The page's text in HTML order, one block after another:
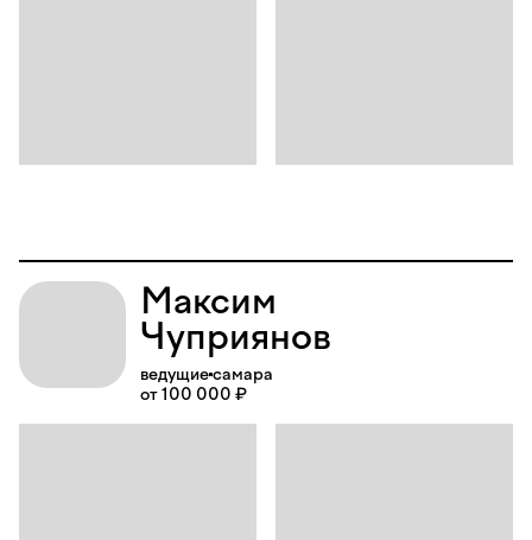
Максим
Чуприянов
ведущиесамара
от 100 000 ₽